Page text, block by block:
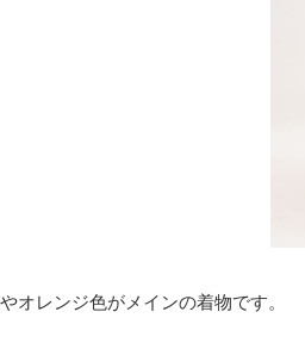
オレンジ色がメインの着物です。